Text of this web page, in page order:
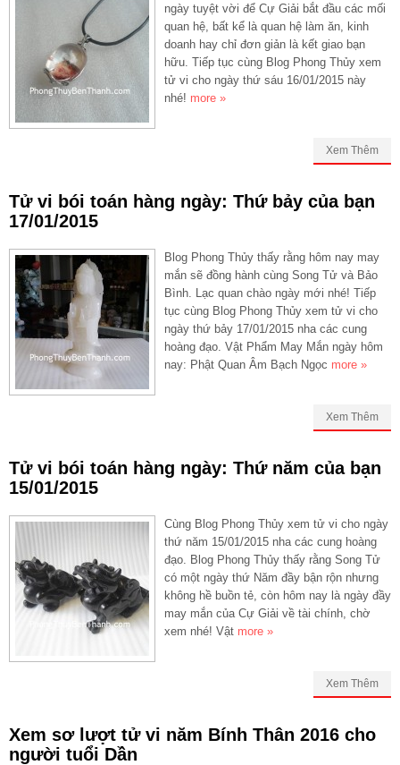
ngày tuyệt vời để Cự Giải bắt đầu các mối
quan hệ, bất kể là quan hệ làm ăn, kinh
doanh hay chỉ đơn giản là kết giao bạn
hữu. Tiếp tục cùng Blog Phong Thủy xem
tử vi cho ngày thứ sáu 16/01/2015 này
nhé! more »
Xem Thêm
Tử vi bói toán hàng ngày: Thứ bảy của bạn
17/01/2015
Blog Phong Thủy thấy rằng hôm nay may
mắn sẽ đồng hành cùng Song Tử và Bảo
Bình. Lạc quan chào ngày mới nhé! Tiếp
tục cùng Blog Phong Thủy xem tử vi cho
ngày thứ bảy 17/01/2015 nha các cung
hoàng đạo. Vật Phẩm May Mắn ngày hôm
nay: Phật Quan Âm Bạch Ngọc more »
Xem Thêm
Tử vi bói toán hàng ngày: Thứ năm của bạn
15/01/2015
Cùng Blog Phong Thủy xem tử vi cho ngày
thứ năm 15/01/2015 nha các cung hoàng
đạo. Blog Phong Thủy thấy rằng Song Tử
có một ngày thứ Năm đầy bận rộn nhưng
không hề buồn tẻ, còn hôm nay là ngày đầy
may mắn của Cự Giải về tài chính, chờ
xem nhé! Vật more »
Xem Thêm
Xem sơ lượt tử vi năm Bính Thân 2016 cho
người tuổi Dần